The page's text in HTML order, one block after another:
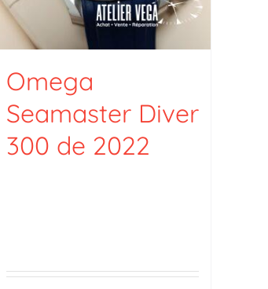
Omega
Seamaster Diver
300 de 2022